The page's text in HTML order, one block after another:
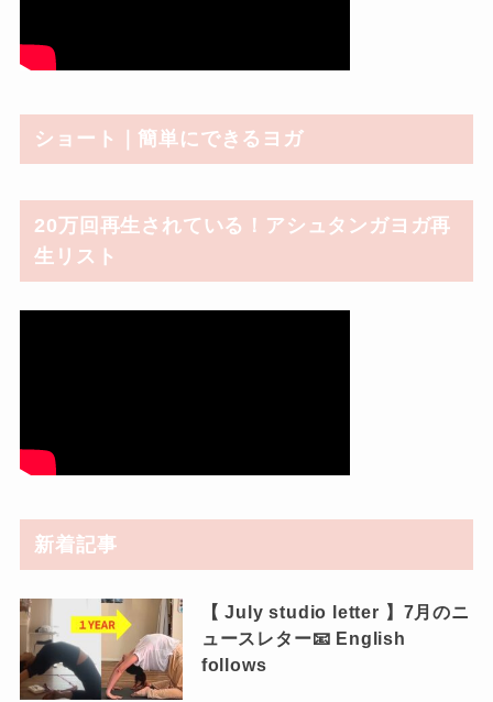
ショート｜簡単にできるヨガ
20万回再生されている！アシュタンガヨガ再
生リスト
新着記事
【 July studio letter 】7月のニ
ュースレター📧 English
follows